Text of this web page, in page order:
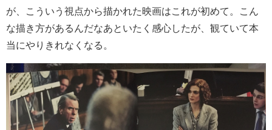
が、こういう視点から描かれた映画はこれが初めて。こん
な描き方があるんだなあといたく感心したが、観ていて本
当にやりきれなくなる。